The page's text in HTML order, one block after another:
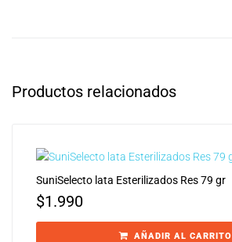
Productos relacionados
SuniSelecto lata Esterilizados Res 79 gr
$1.990
AÑADIR AL CARRITO